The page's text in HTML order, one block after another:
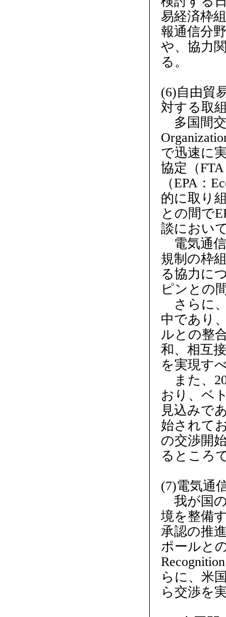
易経済枠
報通信分
や、協力
る。
(6)自由貿
対する取
多国間交
で迅速に
協定（
（EPA：
的に取り
との間で
談におい
電気通信
規制の枠
る協力に
ピンとの
さらに
中であり
ルとの整
和、相互
を実現す
また、
おり、ベ
見込みで
始されて
の交渉開
るところ
(7)電気通
我が国
境を整備
承認の推
ポールと
らに、米
ら交渉を